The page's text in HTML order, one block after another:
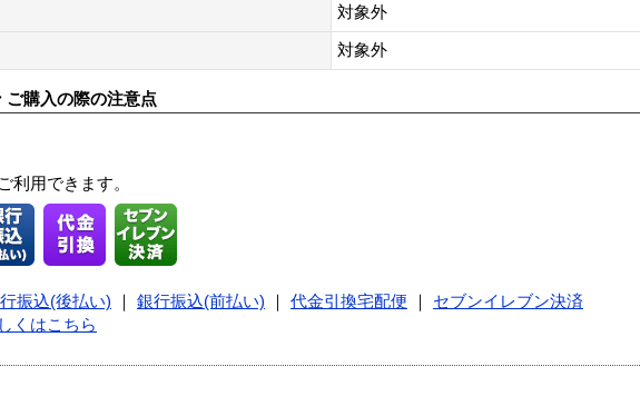
対象外
対象外
ご購入の際の注意点
利用できます。
振込(後払い) ｜ 銀行振込(前払い) ｜ 代金引換宅配便 ｜ セブンイレブン決済
くはこちら